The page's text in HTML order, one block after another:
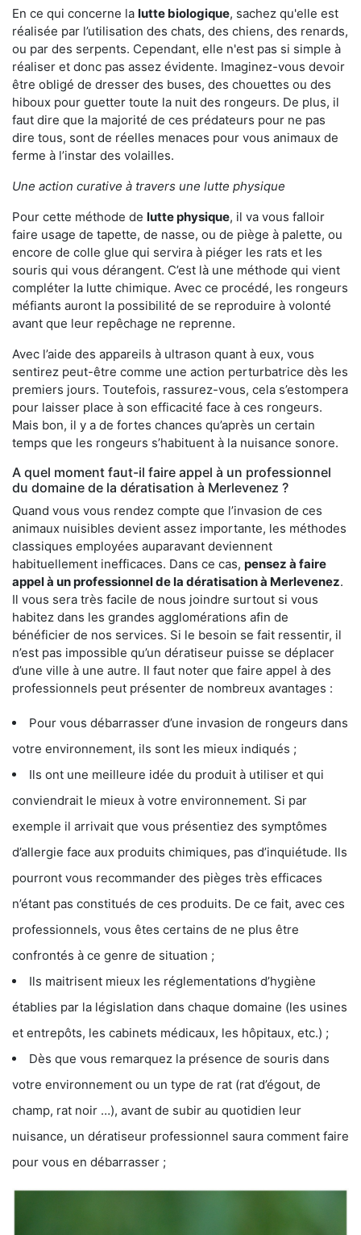
En ce qui concerne la lutte biologique, sachez qu'elle est
réalisée par l’utilisation des chats, des chiens, des renards,
ou par des serpents. Cependant, elle n'est pas si simple à
réaliser et donc pas assez évidente. Imaginez-vous devoir
être obligé de dresser des buses, des chouettes ou des
hiboux pour guetter toute la nuit des rongeurs. De plus, il
faut dire que la majorité de ces prédateurs pour ne pas
dire tous, sont de réelles menaces pour vous animaux de
ferme à l’instar des volailles.
Une action curative à travers une lutte physique
Pour cette méthode de lutte physique, il va vous falloir
faire usage de tapette, de nasse, ou de piège à palette, ou
encore de colle glue qui servira à piéger les rats et les
souris qui vous dérangent. C’est là une méthode qui vient
compléter la lutte chimique. Avec ce procédé, les rongeurs
méfiants auront la possibilité de se reproduire à volonté
avant que leur repêchage ne reprenne.
Avec l’aide des appareils à ultrason quant à eux, vous
sentirez peut-être comme une action perturbatrice dès les
premiers jours. Toutefois, rassurez-vous, cela s’estompera
pour laisser place à son efficacité face à ces rongeurs.
Mais bon, il y a de fortes chances qu’après un certain
temps que les rongeurs s’habituent à la nuisance sonore.
A quel moment faut-il faire appel à un professionnel
du domaine de la dératisation à Merlevenez ?
Quand vous vous rendez compte que l’invasion de ces
animaux nuisibles devient assez importante, les méthodes
classiques employées auparavant deviennent
habituellement inefficaces. Dans ce cas, pensez à faire
appel à un professionnel de la dératisation à Merlevenez.
Il vous sera très facile de nous joindre surtout si vous
habitez dans les grandes agglomérations afin de
bénéficier de nos services. Si le besoin se fait ressentir, il
n’est pas impossible qu’un dératiseur puisse se déplacer
d’une ville à une autre. Il faut noter que faire appel à des
professionnels peut présenter de nombreux avantages :
Pour vous débarrasser d’une invasion de rongeurs dans
votre environnement, ils sont les mieux indiqués ;
Ils ont une meilleure idée du produit à utiliser et qui
conviendrait le mieux à votre environnement. Si par
exemple il arrivait que vous présentiez des symptômes
d’allergie face aux produits chimiques, pas d’inquiétude. Ils
pourront vous recommander des pièges très efficaces
n’étant pas constitués de ces produits. De ce fait, avec ces
professionnels, vous êtes certains de ne plus être
confrontés à ce genre de situation ;
Ils maitrisent mieux les réglementations d’hygiène
établies par la législation dans chaque domaine (les usines
et entrepôts, les cabinets médicaux, les hôpitaux, etc.) ;
Dès que vous remarquez la présence de souris dans
votre environnement ou un type de rat (rat d’égout, de
champ, rat noir …), avant de subir au quotidien leur
nuisance, un dératiseur professionnel saura comment faire
pour vous en débarrasser ;